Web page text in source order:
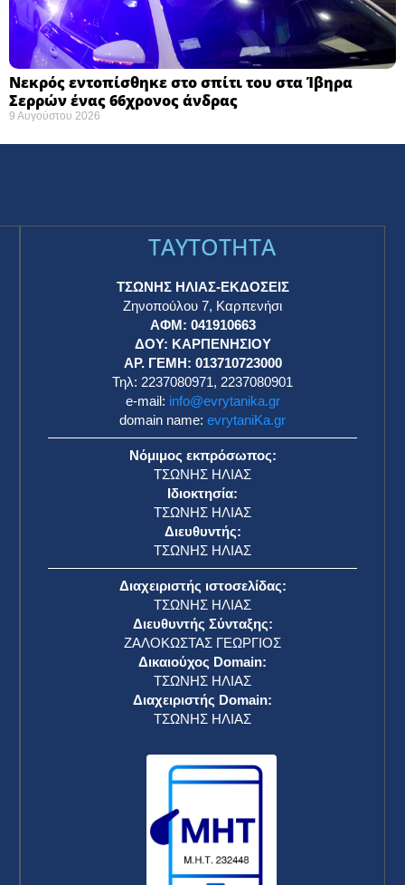
Νεκρός εντοπίσθηκε στο σπίτι του στα Ίβηρα
Σερρών ένας 66χρονος άνδρας
9 Αυγούστου 2026
TAYTOTHTA
ΤΣΩΝΗΣ ΗΛΙΑΣ-ΕΚΔΟΣΕΙΣ
Ζηνοπούλου 7, Καρπενήσι
ΑΦΜ: 041910663
ΔΟΥ: ΚΑΡΠΕΝΗΣΙΟΥ
ΑΡ. ΓΕΜΗ: 013710723000
Τηλ: 2237080971, 2237080901
e-mail: info@evrytanika.gr
domain name: evrytaniKa.gr
Νόμιμος εκπρόσωπος:
ΤΣΩΝΗΣ ΗΛΙΑΣ
Ιδιοκτησία:
ΤΣΩΝΗΣ ΗΛΙΑΣ
Διευθυντής:
ΤΣΩΝΗΣ ΗΛΙΑΣ
Διαχειριστής ιστοσελίδας:
ΤΣΩΝΗΣ ΗΛΙΑΣ
Διευθυντής Σύνταξης:
ΖΑΛΟΚΩΣΤΑΣ ΓΕΩΡΓΙΟΣ
Δικαιούχος Domain:
ΤΣΩΝΗΣ ΗΛΙΑΣ
Διαχειριστής Domain:
ΤΣΩΝΗΣ ΗΛΙΑΣ